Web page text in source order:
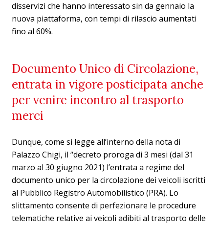
disservizi che hanno interessato sin da gennaio la
nuova piattaforma, con tempi di rilascio aumentati
fino al 60%.
Documento Unico di Circolazione,
entrata in vigore posticipata anche
per venire incontro al trasporto
merci
Dunque, come si legge all’interno della nota di
Palazzo Chigi, il “decreto proroga di 3 mesi (dal 31
marzo al 30 giugno 2021) l’entrata a regime del
documento unico per la circolazione dei veicoli iscritti
al Pubblico Registro Automobilistico (PRA). Lo
slittamento consente di perfezionare le procedure
telematiche relative ai veicoli adibiti al trasporto delle